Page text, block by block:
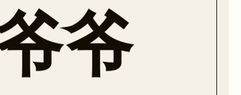
爷